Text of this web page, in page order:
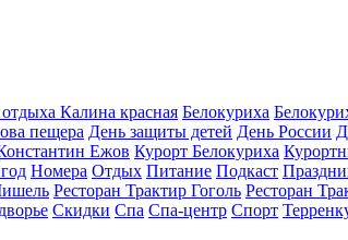
отдыха Калина красная Белокуриха
пещера День защиты детей День России
Ежов Курорт Белокуриха
Номера Отдых Питание Подкаст
Ресторан Трактир Гоголь Ресторан
Скидки Спа Спа-центр Спорт